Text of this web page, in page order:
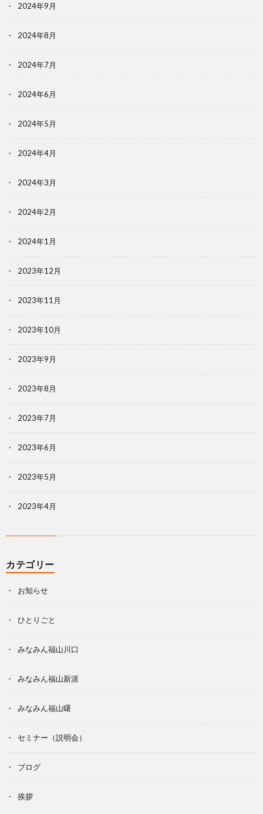
2024年9月
2024年8月
2024年7月
2024年6月
2024年5月
2024年4月
2024年3月
2024年2月
2024年1月
2023年12月
2023年11月
2023年10月
2023年9月
2023年8月
2023年7月
2023年6月
2023年5月
2023年4月
カテゴリー
お知らせ
ひとりごと
みなみん福山川口
みなみん福山新涯
みなみん福山曙
セミナー（説明会）
ブログ
挨拶